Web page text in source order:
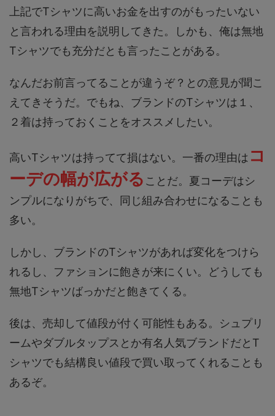
上記でTシャツに高いお金を出すのがもったいない
と言われる理由を説明してきた。しかも、俺は無地
Tシャツでも充分だとも言ったことがある。
なんだお前言ってることが違うぞ？との意見が聞こ
えてきそうだ。でもね、 ブランドのTシャツは１、
２着は持っておくことをオススメしたい。
高いTシャツは持ってて損はない。一番の理由は コ
ーデの幅が広がる ことだ。夏コーデはシ
ンプルになりがちで、同じ組み合わせになることも
多い。
しかし、ブランドのTシャツがあれば変化をつけら
れるし、ファションに飽きが来にくい。どうしても
無地Tシャツばっかだと飽きてくる。
後は、売却して値段が付く可能性もある。シュプリ
ームやダブルタップスとか有名人気ブランドだとT
シャツでも結構良い値段で買い取ってくれることも
あるぞ。